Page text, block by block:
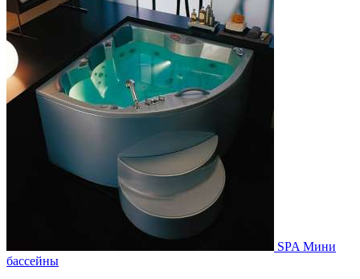
SPA Мини
бассейны